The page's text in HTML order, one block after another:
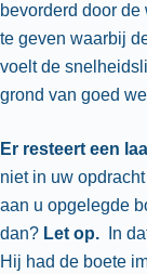
bevorderd door
te geven waarbij
voelt de
grond van goed
Er resteert een
niet in uw
aan u opgelegde
dan? Let op.
In
Hij had de boete